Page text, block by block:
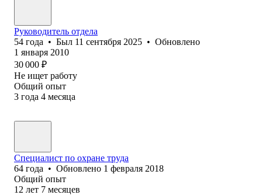
Руководитель отдела
54 года • Был 11 сентября 2025 • Обновлено
1 января 2010
30 000 ₽
Не ищет работу
Общий опыт
3 года 4 месяца
Специалист по охране труда
64 года • Обновлено 1 февраля 2018
Общий опыт
12 лет 7 месяцев